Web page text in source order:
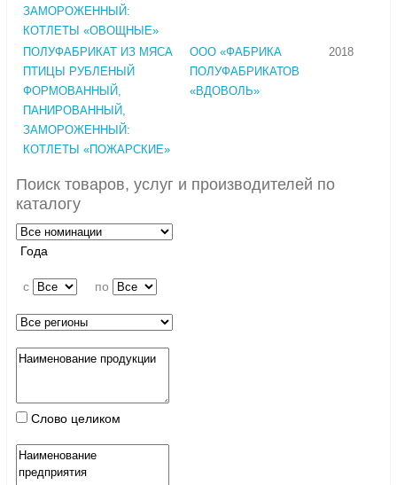
ЗАМОРОЖЕННЫЙ:
КОТЛЕТЫ «ОВОЩНЫЕ»
ПОЛУФАБРИКАТ ИЗ МЯСА
ПТИЦЫ РУБЛЕНЫЙ
ФОРМОВАННЫЙ,
ПАНИРОВАННЫЙ,
ЗАМОРОЖЕННЫЙ:
КОТЛЕТЫ «ПОЖАРСКИЕ»
ООО «ФАБРИКА
ПОЛУФАБРИКАТОВ
«ВДОВОЛЬ»
2018
Поиск товаров, услуг и производителей по
каталогу
Года
c по
Слово целиком